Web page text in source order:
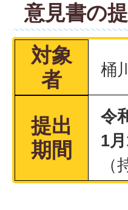
意見書の
対象
者
桶
提出
期間
令
1